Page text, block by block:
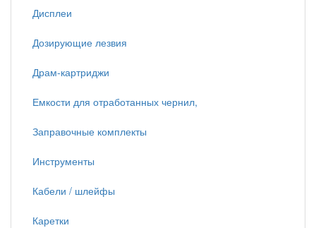
Дисплеи
Дозирующие лезвия
Драм-картриджи
Емкости для отработанных чернил,
Заправочные комплекты
Инструменты
Кабели / шлейфы
Каретки